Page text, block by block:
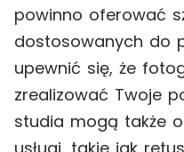
powinno oferować
dostosowanych do
upewnić się, że
zrealizować Twoje
studia mogą także